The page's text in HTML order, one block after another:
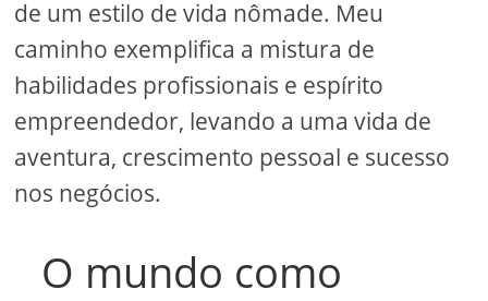
de um estilo de vida nômade. Meu
caminho exemplifica a mistura de
habilidades profissionais e espírito
empreendedor, levando a uma vida de
aventura, crescimento pessoal e sucesso
nos negócios.
O mundo como